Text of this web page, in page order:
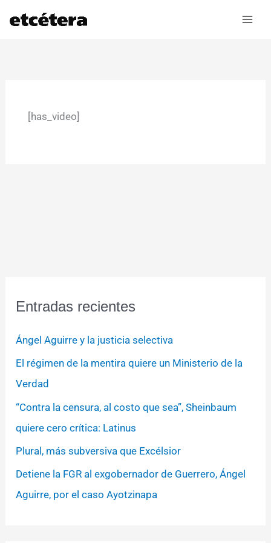
[has_video]
Entradas recientes
Ángel Aguirre y la justicia selectiva
El régimen de la mentira quiere un Ministerio de la
Verdad
“Contra la censura, al costo que sea”, Sheinbaum
quiere cero crítica: Latinus
Plural, más subversiva que Excélsior
Detiene la FGR al exgobernador de Guerrero, Ángel
Aguirre, por el caso Ayotzinapa